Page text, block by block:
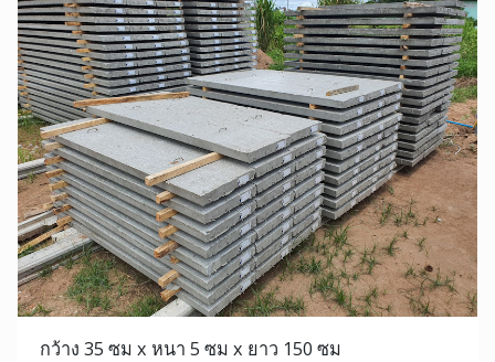
กว้าง 35 ซม x หนา 5 ซม x ยาว 150 ซม